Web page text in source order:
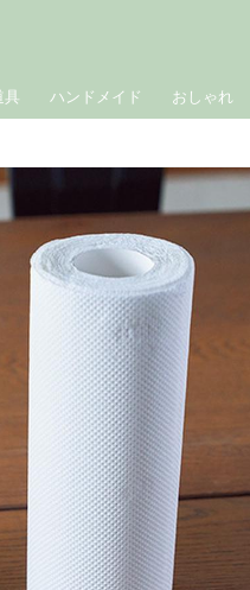
具 ハンドメイド おしゃれ